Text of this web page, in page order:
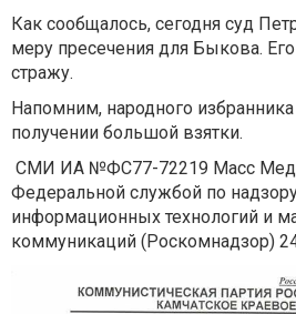
Как сообщалось, сегодня суд
меру пресечения для Быкова.
стражу.
Напомним, народного
получении большой взятки.
СМИ ИА №ФС77-72219 Масс
Федеральной службой по
информационных технологий и
коммуникаций (Роскомнадзор)